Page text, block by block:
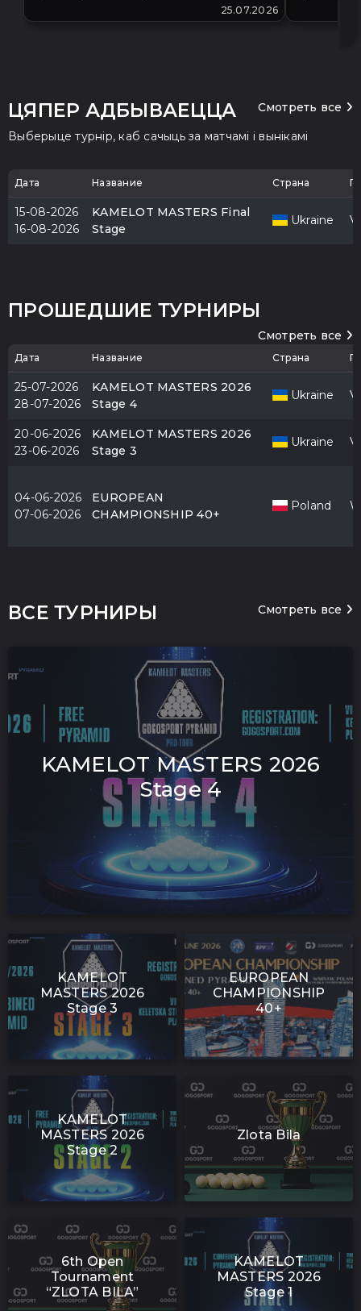
25.07.2026
ЦЯПЕР АДБЫВАЕЦЦА
Смотреть все
Выберыце турнір, каб сачыць за матчамі і вынікамі
Дата Название Страна
15-08-2026
16-08-2026
KAMELOT MASTERS Final
Stage
Ukraine
ПРОШЕДШИЕ ТУРНИРЫ
Смотреть все
Дата Название Страна
25-07-2026
28-07-2026
KAMELOT MASTERS 2026
Stage 4
Ukraine
20-06-2026
23-06-2026
KAMELOT MASTERS 2026
Stage 3
Ukraine
04-06-2026
07-06-2026
EUROPEAN
CHAMPIONSHIP 40+
Poland
ВСЕ ТУРНИРЫ Смотреть все
KAMELOT MASTERS 2026
Stage 4
KAMELOT
MASTERS 2026
Stage 3
EUROPEAN
CHAMPIONSHIP
40+
KAMELOT
MASTERS 2026
Stage 2
Zlota Bila
6th Open
Tournament
“ZLOTA BILA”
KAMELOT
MASTERS 2026
Stage 1